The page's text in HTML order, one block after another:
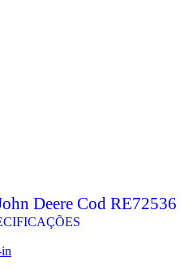
Deere Cod RE72536